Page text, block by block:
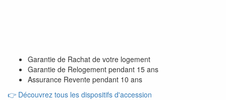
Garantie de Rachat de votre logement
Garantie de Relogement pendant 15 ans
Assurance Revente pendant 10 ans
👉 Découvrez tous les dispositifs d'accession